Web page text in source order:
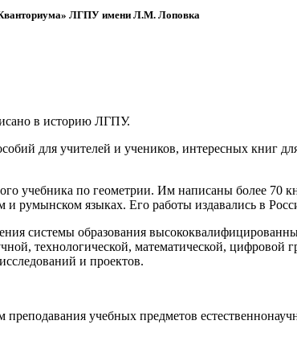
ЛГПУ имени Л.М. Лоповка
в историю ЛГПУ.
для учителей и учеников, интересных книг
учебника по геометрии. Им написаны более 70
и румынском языках. Его работы издавались в
системы образования
технологической, математической, цифровой
и проектов.
учебных предметов